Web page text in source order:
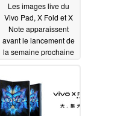
Les images live du
Vivo Pad, X Fold et X
Note apparaissent
avant le lancement de
la semaine prochaine